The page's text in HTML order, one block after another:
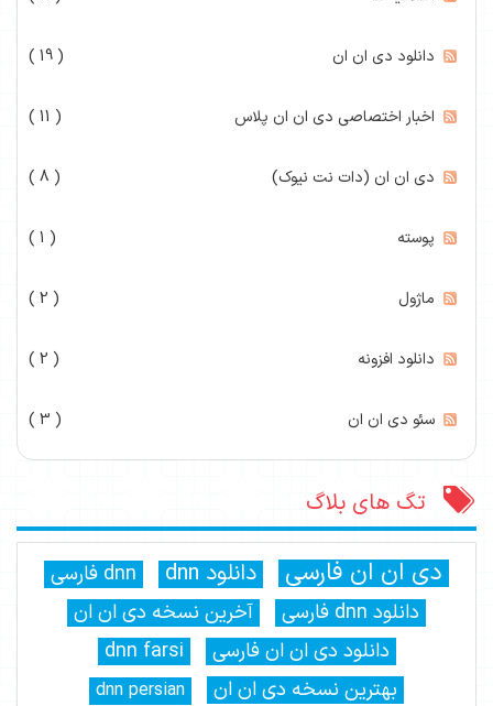
دانلود دی ان ان ( 19 )
اخبار اختصاصی دی ان ان پلاس ( 11 )
دی ان ان (دات نت نیوک) ( 8 )
پوسته ( 1 )
ماژول ( 2 )
دانلود افزونه ( 2 )
سئو دی ان ان ( 3 )
تگ های بلاگ
دی ان ان فارسی دانلود dnn
dnn فارسی
دانلود dnn فارسی
آخرین نسخه دی ان ان
دانلود دی ان ان فارسی
dnn farsi
بهترین نسخه دی ان ان
dnn persian